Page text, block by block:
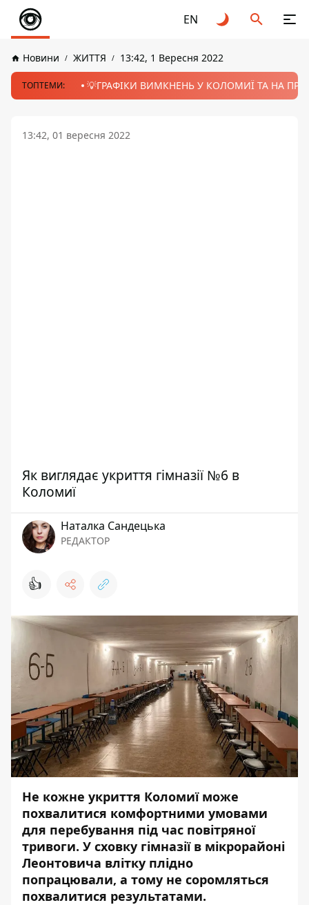
EN
Новини ЖИТТЯ 13:42, 1 Вересня 2022
ТОПТЕМИ: 💡ГРАФІКИ ВИМКНЕНЬ У КОЛОМИЇ ТА НА
13:42, 01 вересня 2022
Як виглядає укриття гімназії №6 в
Коломиї
Наталка Сандецька
РЕДАКТОР
👍
Не кожне укриття Коломиї може
похвалитися комфортними умовами
для перебування під час повітряної
тривоги. У сховку гімназії в мікрорайоні
Леонтовича влітку плідно
попрацювали, а тому не соромляться
похвалитися результатами.